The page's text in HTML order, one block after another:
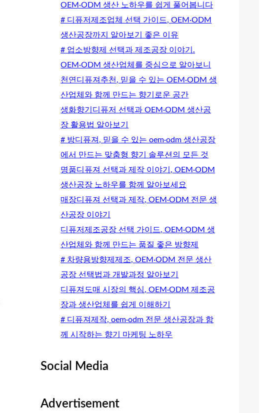
OEM·ODM 생산 노하우를 쉽게 풀어봅니다
# 디퓨저제조업체 선택 가이드, OEM·ODM
생산공장까지 알아보기 좋은 이유
# 업소방향제 선택과 제조공장 이야기.
OEM·ODM 생산업체를 중심으로 알아보니
천연디퓨져추천, 믿을 수 있는 OEM·ODM 생
산업체와 함께 만드는 향기로운 공간
생화향기디퓨저 선택과 OEM·ODM 생산공
장 활용법 알아보기
# 방디퓨져, 믿을 수 있는 oem·odm 생산공장
에서 만드는 맞춤형 향기 솔루션의 모든 것
명품디퓨져 선택과 제작 이야기, OEM·ODM
생산공장 노하우를 함께 알아보세요
매장디퓨져 선택과 제작, OEM·ODM 전문 생
산공장 이야기
디퓨저제조공장 선택 가이드, OEM·ODM 생
산업체와 함께 만드는 품질 좋은 방향제
# 차량용방향제제조, OEM·ODM 전문 생산
공장 선택법과 개발과정 알아보기
디퓨져도매 시장의 핵심, OEM·ODM 제조공
장과 생산업체를 쉽게 이해하기
# 디퓨져제작, oem·odm 전문 생산공장과 함
께 시작하는 향기 마케팅 노하우
Social Media
Advertisement